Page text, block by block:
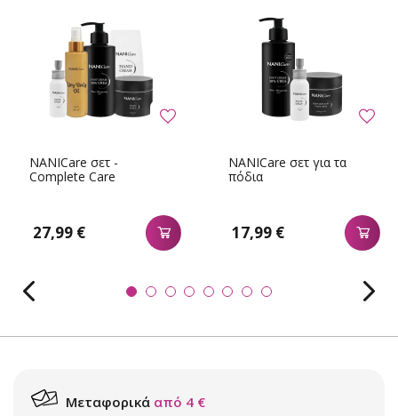
NANICare σετ -
Complete Care
27,99 €
NANICare σετ για τα
πόδια
17,99 €
Μεταφορικά από 4 €